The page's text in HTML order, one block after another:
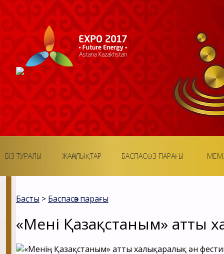
БІЗ ТУРАЛЫ ЖАҢАЛЫҚТАР БАСПАСӨЗ ПАРАҒЫ
Басты > Баспасөз парағы
«Менің Қазақстаным» атты